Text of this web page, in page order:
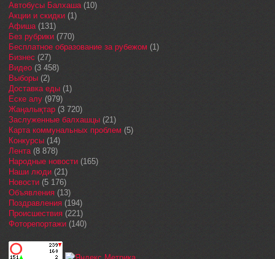
Автобусы Балхаша(10)
Акции и скидки (1)
Афиша(131)
Без рубрики (770)
Бесплатное образование за рубежом (1)
Бизнес (27)
Видео (3 458)
Выборы (2)
Доставка еды (1)
Еске алу (979)
Жаңалықтар (3 720)
Заслуженные балхашцы (21)
Карта коммунальных проблем (5)
Конкурсы (14)
Лента(8 878)
Народные новости (165)
Наши люди (21)
Новости (5 176)
Объявления (13)
Поздравления (194)
Происшествия (221)
Фоторепортажи (140)